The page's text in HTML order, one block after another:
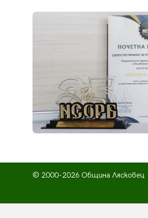
© 2000-2026 Община Лясковец